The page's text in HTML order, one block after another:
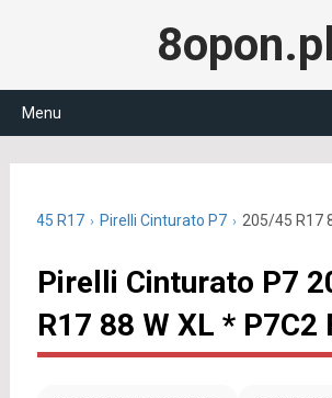
8opon.pl
Menu
205/45 R17 Pirelli Cinturato P7 205/45 R17
Pirelli Cinturato P7
R17 88 W XL * P7C2